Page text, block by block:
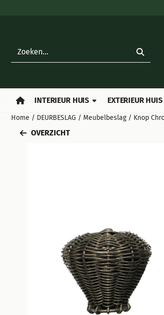
Zoeken
INTERIEUR HUIS EXTERIEUR HUIS
Home / DEURBESLAG / Meubelbeslag / Knop
OVERZICHT